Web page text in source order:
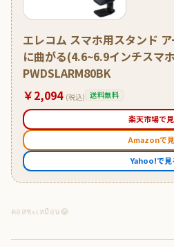
エレコム スマホ用スタンド
に曲がる(4.6~6.9インチスマ
PWDSLARM80BK
￥2,094 (税込) 送料無料
楽天市場で
Amazonで
Yahoo!で見
คอสซะเหมือน😂